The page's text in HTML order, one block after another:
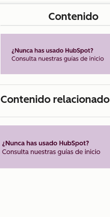
Contenido
Contenido relacionado